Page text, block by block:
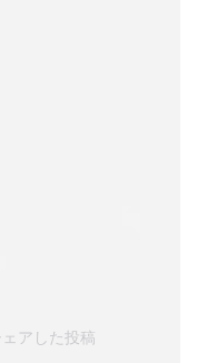
アした投稿